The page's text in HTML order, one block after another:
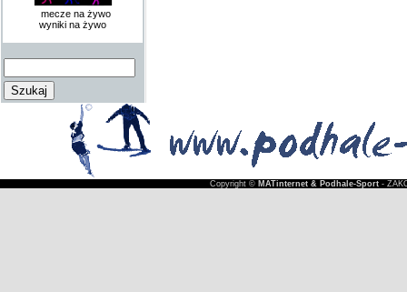
mecze na żywo
wyniki na żywo
Copyright © MATinternet & Podhale-Sport-